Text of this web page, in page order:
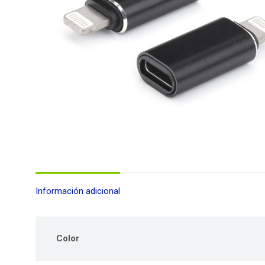
Información adicional
Color